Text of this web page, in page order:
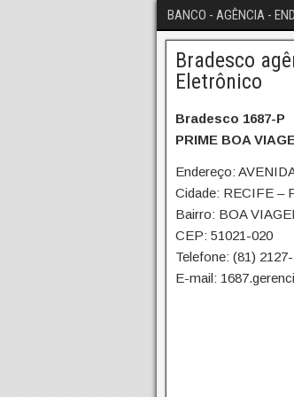
BANCO - AGÊNCIA -
Bradesco
Eletrônico
Bradesco 1687-P
PRIME BOA
Endereço:
Cidade: RECIFE –
Bairro: BOA
CEP: 51021-020
Telefone: (81)
E-mail: